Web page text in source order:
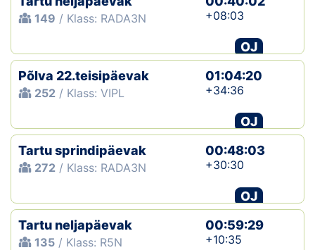
149 / Klass: RADA3N +08:03
OJ
Põlva 22.teisipäevak
252 / Klass: VIPL
01:04:20
+34:36
OJ
Tartu sprindipäevak
272 / Klass: RADA3N
00:48:03
+30:30
OJ
Tartu neljapäevak
135 / Klass: R5N
00:59:29
+10:35